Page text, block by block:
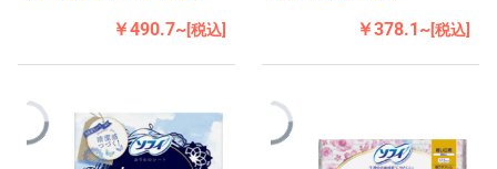
￥490.7~[税込] ￥378.1~[税込]